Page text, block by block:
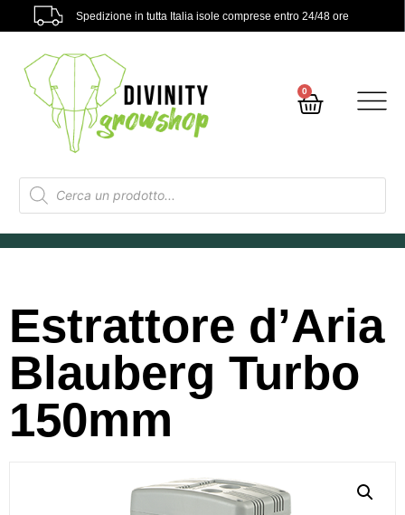
Spedizione in tutta Italia isole comprese entro 24/48 ore
0
Estrattore d’Aria
Blauberg Turbo
150mm